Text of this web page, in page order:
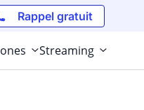
Rappel gratuit
Streaming